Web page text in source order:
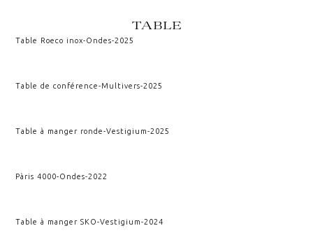
TABLE
Table Roeco inox-Ondes-2025
Table de conférence-Multivers-2025
Table à manger ronde-Vestigium-2025
Pàris 4000-Ondes-2022
Table à manger SKO-Vestigium-2024